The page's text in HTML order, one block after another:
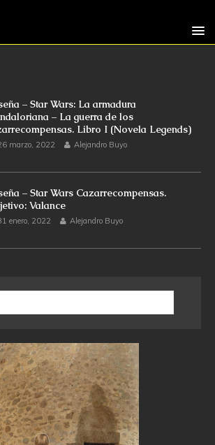
– Star Wars: La armadura
– La guerra de los
Libro I (Novela Legends)
marzo, 2022 Alejandro Buyo
– Star Wars Cazarrecompensas.
Valance
enero, 2022 Alejandro Buyo